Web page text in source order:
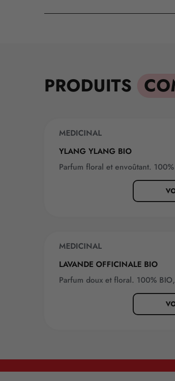
PRODUITS
MEDICINAL
YLANG YLANG BIO
Parfum floral et envoûtant.
BEST-SELLER
MEDICINAL
LAVANDE OFFICINALE BIO
Parfum doux et floral. 100%